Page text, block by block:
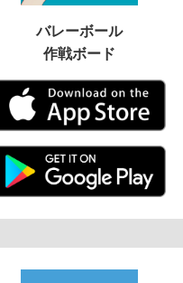
バレーボール
作戦ボード